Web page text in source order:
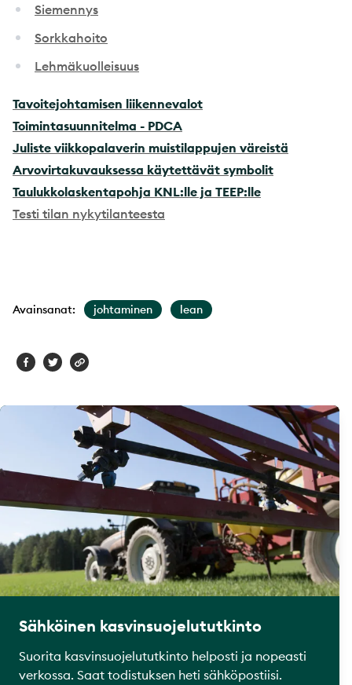
Siemennys
Sorkkahoito
Lehmäkuolleisuus
Tavoitejohtamisen liikennevalot
Toimintasuunnitelma - PDCA
Juliste viikkopalaverin muistilappujen väreistä
Arvovirtakuvauksessa käytettävät symbolit
Taulukkolaskentapohja KNL:lle ja TEEP:lle
Testi tilan nykytilanteesta
Avainsanat: johtaminen lean
Sähköinen kasvinsuojelututkinto
Suorita kasvinsuojelututkinto helposti ja nopeasti
verkossa. Saat todistuksen heti sähköpostiisi.